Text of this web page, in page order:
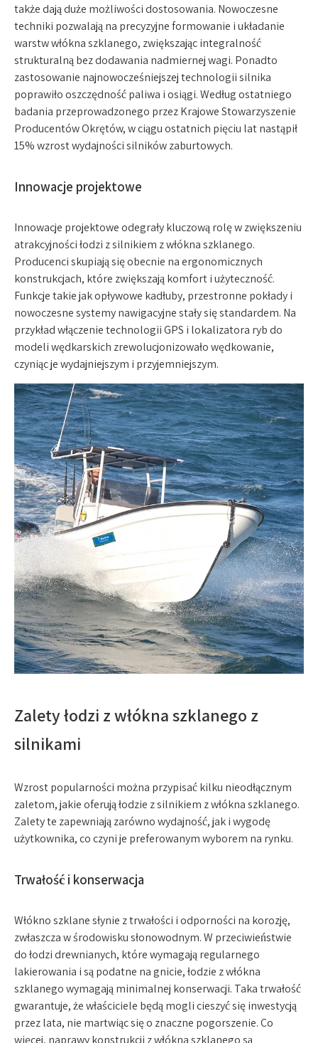
także dają duże możliwości dostosowania. Nowoczesne
techniki pozwalają na precyzyjne formowanie i układanie
warstw włókna szklanego, zwiększając integralność
strukturalną bez dodawania nadmiernej wagi. Ponadto
zastosowanie najnowocześniejszej technologii silnika
poprawiło oszczędność paliwa i osiągi. Według ostatniego
badania przeprowadzonego przez Krajowe Stowarzyszenie
Producentów Okrętów, w ciągu ostatnich pięciu lat nastąpił
15% wzrost wydajności silników zaburtowych.
Innowacje projektowe
Innowacje projektowe odegrały kluczową rolę w zwiększeniu
atrakcyjności łodzi z silnikiem z włókna szklanego.
Producenci skupiają się obecnie na ergonomicznych
konstrukcjach, które zwiększają komfort i użyteczność.
Funkcje takie jak opływowe kadłuby, przestronne pokłady i
nowoczesne systemy nawigacyjne stały się standardem. Na
przykład włączenie technologii GPS i lokalizatora ryb do
modeli wędkarskich zrewolucjonizowało wędkowanie,
czyniąc je wydajniejszym i przyjemniejszym.
Zalety łodzi z włókna szklanego z
silnikami
Wzrost popularności można przypisać kilku nieodłącznym
zaletom, jakie oferują łodzie z silnikiem z włókna szklanego.
Zalety te zapewniają zarówno wydajność, jak i wygodę
użytkownika, co czyni je preferowanym wyborem na rynku.
Trwałość i konserwacja
Włókno szklane słynie z trwałości i odporności na korozję,
zwłaszcza w środowisku słonowodnym. W przeciwieństwie
do łodzi drewnianych, które wymagają regularnego
lakierowania i są podatne na gnicie, łodzie z włókna
szklanego wymagają minimalnej konserwacji. Taka trwałość
gwarantuje, że właściciele będą mogli cieszyć się inwestycją
przez lata, nie martwiąc się o znaczne pogorszenie. Co
więcej, naprawy konstrukcji z włókna szklanego są